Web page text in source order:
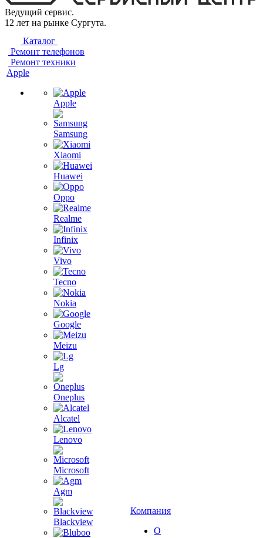
Ведущий сервис.
12 лет на рынке Сургута.
Каталог
Ремонт телефонов
Ремонт техники
Apple
Apple
Samsung
Xiaomi
Huawei
Oppo
Realme
Infinix
Vivo
Tecno
Nokia
Google
Meizu
Lg
Oneplus
Alcatel
Lenovo
Microsoft
Agm
Blackview
Компания
О